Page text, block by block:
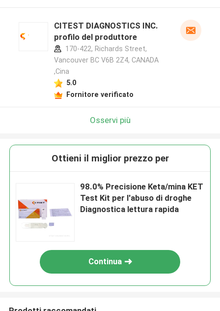
CITEST DIAGNOSTICS INC.
profilo del produttore
170-422, Richards Street,
Vancouver BC V6B 2Z4, CANADA
,Cina
5.0
Fornitore verificato
Osservi più
Ottieni il miglior prezzo per
98.0% Precisione Keta/mina KET
Test Kit per l'abuso di droghe
Diagnostica lettura rapida
Continua